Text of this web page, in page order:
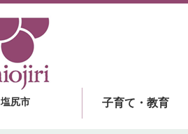
塩尻市 子育て・教育